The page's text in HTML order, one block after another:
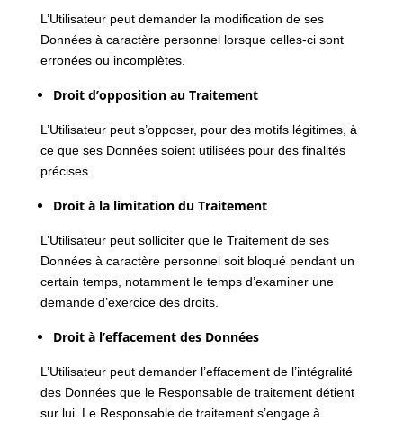
L’Utilisateur peut demander la modification de ses
Données à caractère personnel lorsque celles-ci sont
erronées ou incomplètes.
Droit d’opposition au Traitement
L’Utilisateur peut s’opposer, pour des motifs légitimes, à
ce que ses Données soient utilisées pour des finalités
précises.
Droit à la limitation du Traitement
L’Utilisateur peut solliciter que le Traitement de ses
Données à caractère personnel soit bloqué pendant un
certain temps, notamment le temps d’examiner une
demande d’exercice des droits.
Droit à l’effacement des Données
L’Utilisateur peut demander l’effacement de l’intégralité
des Données que le Responsable de traitement détient
sur lui. Le Responsable de traitement s’engage à